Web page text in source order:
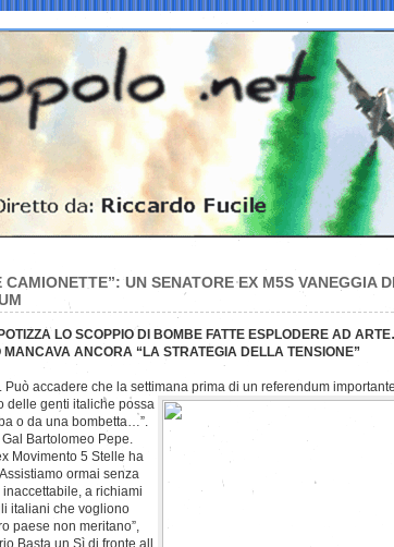
UN SENATORE EX M5S VANEGGIA DI
LO SCOPPIO DI BOMBE FATTE ESPLODERE AD
ANCORA “LA STRATEGIA DELLA TENSIONE”
Può accadere che la settimana prima di un referendum importante
delle genti italiche possa
o da una bombetta…”.
Bartolomeo Pepe.
Movimento 5 Stelle ha
ormai senza
a richiami
italiani che vogliono
paese non meritano”,
Basta un Sì di fronte all